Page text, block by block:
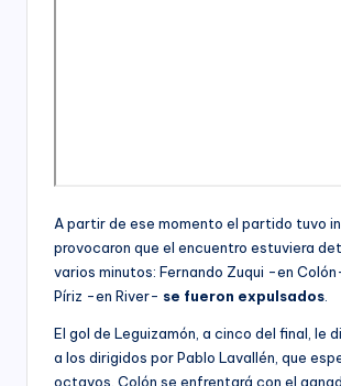
A partir de ese momento el partido tuvo
provocaron que el encuentro estuviera
varios minutos: Fernando Zuqui -en
Píriz -en River- se fueron expulsados
El gol de Leguizamón, a cinco del final, le
a los dirigidos por Pablo Lavallén, que
octavos. Colón se enfrentará con el